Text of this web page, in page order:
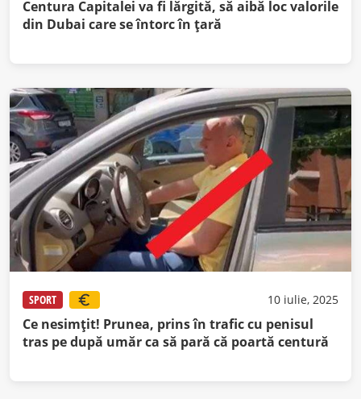
Centura Capitalei va fi lărgită, să aibă loc valorile
din Dubai care se întorc în țară
SPORT 10 iulie, 2025
Ce nesimţit! Prunea, prins în trafic cu penisul
tras pe după umăr ca să pară că poartă centură